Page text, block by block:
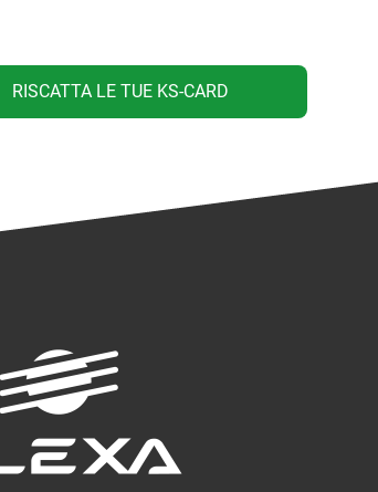
RISCATTA LE TUE KS-CARD